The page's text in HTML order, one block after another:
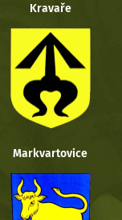
Kravaře
Markvartovice